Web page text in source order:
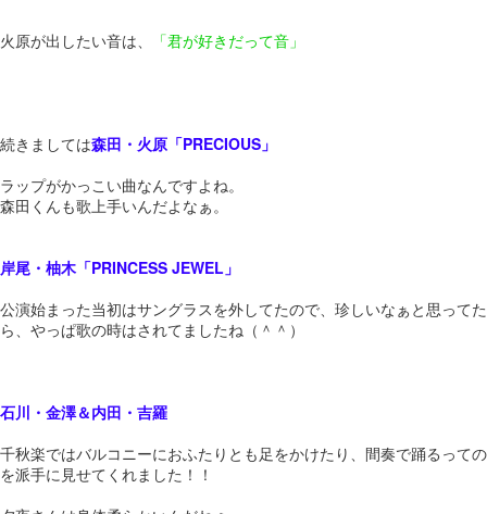
火原が出したい音は、 「君が好きだって音」
続きましては森田・火原「PRECIOUS」
ラップがかっこい曲なんですよね。
森田くんも歌上手いんだよなぁ。
岸尾・柚木「PRINCESS JEWEL」
公演始まった当初はサングラスを外してたので、珍しいなぁと思ってた
ら、やっぱ歌の時はされてましたね（＾＾）
石川・金澤＆内田・吉羅
千秋楽ではバルコニーにおふたりとも足をかけたり、間奏で踊るっての
を派手に見せてくれました！！